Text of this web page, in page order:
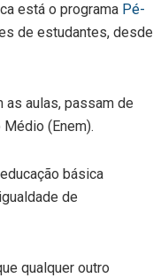
está o programa Pé-
de estudantes, desde
aulas, passam de
(Enem).
básica
de
qualquer outro